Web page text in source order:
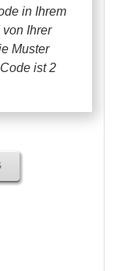
in Ihrem
Ihrer
Muster
ist 2